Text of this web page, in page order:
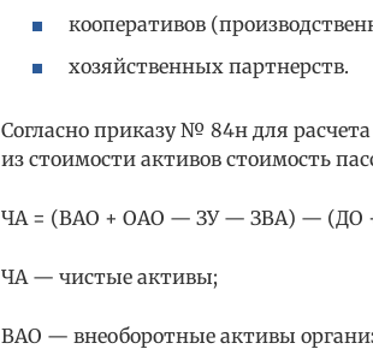
кооперативов
хозяйственных партнерств.
Согласно приказу № 84н для
из стоимости активов стоимость
ЧА = (ВАО + ОАО — ЗУ — ЗВА) — (ДО
ЧА — чистые активы;
ВАО — внеоборотные активы